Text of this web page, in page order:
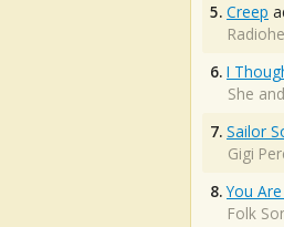
5. Creep
6. I
She
7. Sailor
Gigi
8. You
Folk